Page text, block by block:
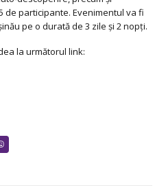
de participante. Evenimentul va fi
pe o durată de 3 zile şi 2 nopţi.
la următorul link: